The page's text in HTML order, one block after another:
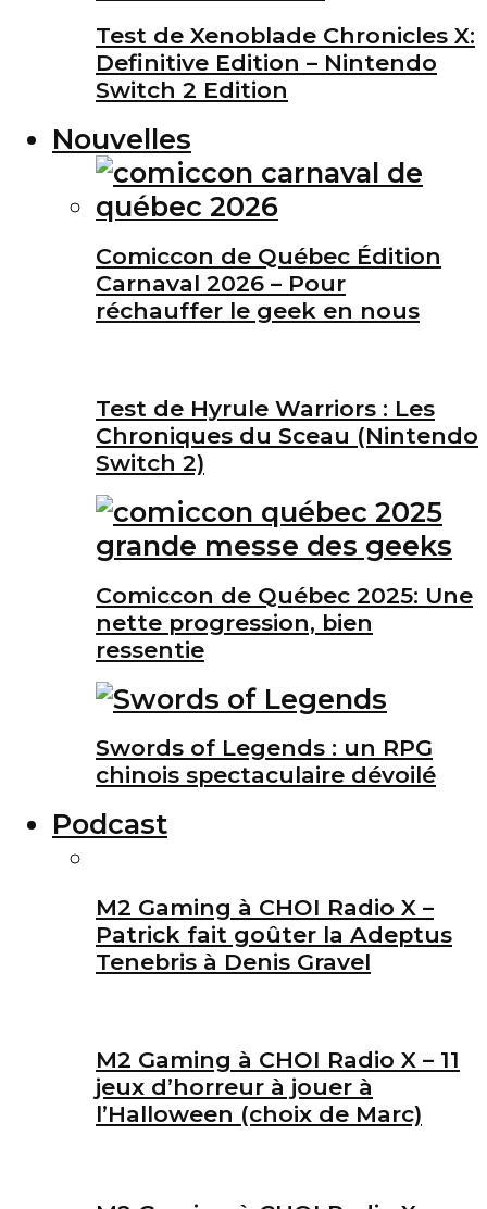
Test de Xenoblade Chronicles X:
Definitive Edition – Nintendo
Switch 2 Edition
Nouvelles
Comiccon de Québec Édition
Carnaval 2026 – Pour
réchauffer le geek en nous
Test de Hyrule Warriors : Les
Chroniques du Sceau (Nintendo
Switch 2)
Comiccon de Québec 2025: Une
nette progression, bien
ressentie
Swords of Legends : un RPG
chinois spectaculaire dévoilé
Podcast
M2 Gaming à CHOI Radio X –
Patrick fait goûter la Adeptus
Tenebris à Denis Gravel
M2 Gaming à CHOI Radio X – 11
jeux d’horreur à jouer à
l’Halloween (choix de Marc)